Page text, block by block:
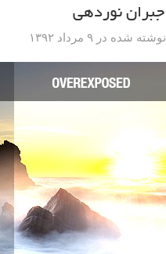
جبران نوردهی
نوشته شده در ۹ مرداد ۱۳۹۲